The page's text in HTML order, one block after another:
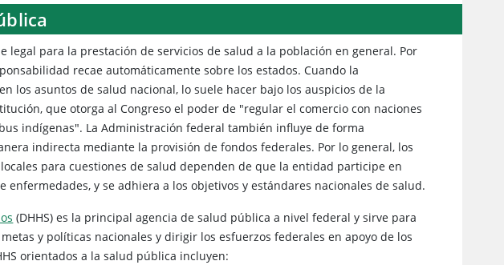
legal para la prestación de servicios de salud a la población en general. Por
recae automáticamente sobre los estados. Cuando la
los asuntos de salud nacional, lo suele hacer bajo los auspicios de la
que otorga al Congreso el poder de "regular el comercio con naciones
indígenas". La Administración federal también influye de forma
indirecta mediante la provisión de fondos federales. Por lo general, los
para cuestiones de salud dependen de que la entidad participe en
enfermedades, y se adhiera a los objetivos y estándares nacionales de salud.
(DHHS) es la principal agencia de salud pública a nivel federal y sirve para
y políticas nacionales y dirigir los esfuerzos federales en apoyo de los
orientados a la salud pública incluyen: